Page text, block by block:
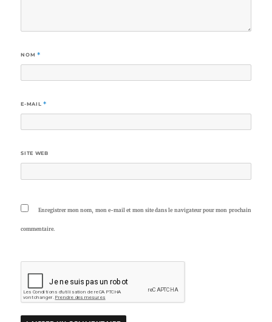
NOM *
E-MAIL *
SITE WEB
Enregistrer mon nom, mon e-mail et mon site dans le navigateur pour mon prochain
commentaire.